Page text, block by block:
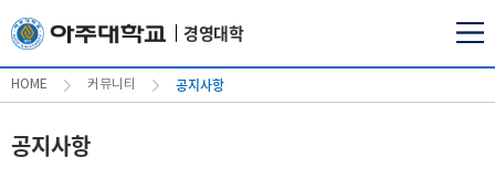
경영대학
HOME 커뮤니티 공지사항
공지사항